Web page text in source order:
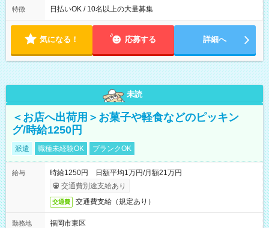
特徴 日払いOK / 10名以上の大量募集
気になる！ 応募する 詳細へ
未読
＜お店へ出荷用＞お菓子や軽食などのピッキン
グ/時給1250円
派遣 職種未経験OK ブランクOK
給与
時給1250円 日額平均1万円/月額21万円
交通費別途支給あり
交通費 交通費支給（規定あり）
勤務地
福岡市東区